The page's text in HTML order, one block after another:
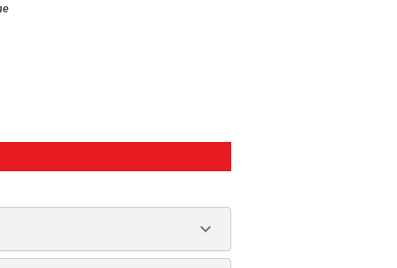
keyboard_arrow_down